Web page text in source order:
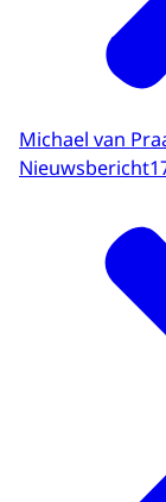
Michael van
Nieuwsbericht